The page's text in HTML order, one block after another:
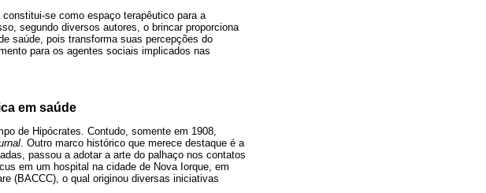
se como espaço terapêutico para a
segundo diversos autores, o brincar proporciona
saúde, pois transforma suas percepções do
para os agentes sociais implicados nas
em saúde
de Hipócrates. Contudo, somente em 1908,
. Outro marco histórico que merece destaque é a
passou a adotar a arte do palhaço nos contatos
em um hospital na cidade de Nova Iorque, em
(BACCC), o qual originou diversas iniciativas